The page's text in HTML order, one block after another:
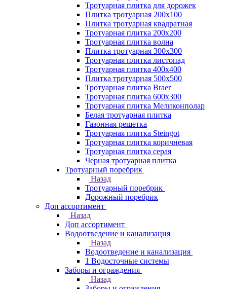
Тротуарная плитка для дорожек
Плитка тротуарная 200х100
Плитка тротуарная квадратная
Тротуарная плитка 200х200
Тротуарная плитка волна
Плитка тротуарная 300х300
Тротуарная плитка листопад
Тротуарная плитка 400х400
Плитка тротуарная 500x500
Тротуарная плитка Braer
Тротуарная плитка 600х300
Тротуарная плитка Меликонполар
Белая тротуарная плитка
Газонная решетка
Тротуарная плитка Steingot
Тротуарная плитка коричневая
Тротуарная плитка серая
Черная тротуарная плитка
Тротуарный поребрик
Назад
Тротуарный поребрик
Дорожный поребрик
Доп ассортимент
Назад
Доп ассортимент
Водоотведение и канализация
Назад
Водоотведение и канализация
1 Водосточные системы
Заборы и ограждения
Назад